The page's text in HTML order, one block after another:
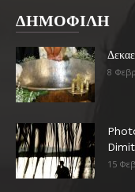
ΔΗΜΟΦΙΛΗ
8
15